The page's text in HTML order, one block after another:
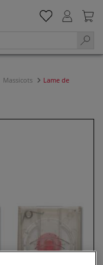
Massicots
Lame de